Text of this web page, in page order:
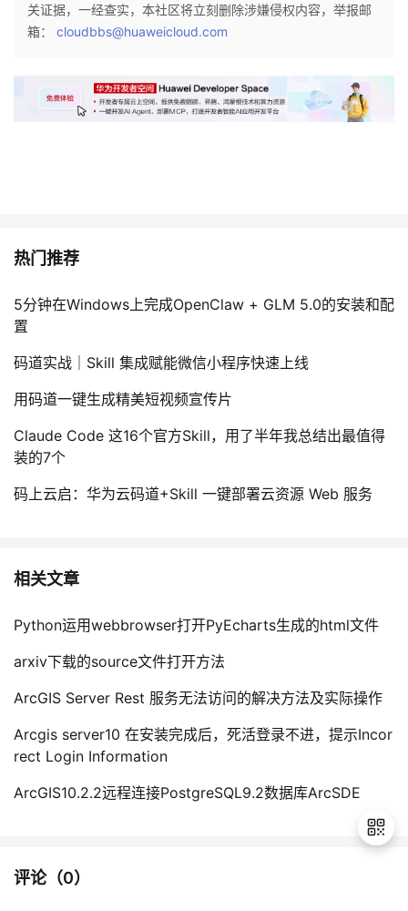
关证据，一经查实，本社区将立刻删除涉嫌侵权内容，举报邮
箱： cloudbbs@huaweicloud.com
热门推荐
5分钟在Windows上完成OpenClaw + GLM 5.0的安装和配
置
码道实战｜Skill 集成赋能微信小程序快速上线
用码道一键生成精美短视频宣传片
Claude Code 这16个官方Skill，用了半年我总结出最值得
装的7个
码上云启：华为云码道+Skill 一键部署云资源 Web 服务
相关文章
Python运用webbrowser打开PyEcharts生成的html文件
arxiv下载的source文件打开方法
ArcGIS Server Rest 服务无法访问的解决方法及实际操作
Arcgis server10 在安装完成后，死活登录不进，提示Incor
rect Login Information
ArcGIS10.2.2远程连接PostgreSQL9.2数据库ArcSDE
评论（0）